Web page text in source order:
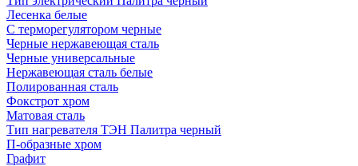
Лесенка белые
С терморегулятором черные
Черные нержавеющая сталь
Черные универсальные
Нержавеющая сталь белые
Полированная сталь
Фокстрот хром
Матовая сталь
Тип нагревателя ТЭН Палитра черный
П-образные хром
Графит